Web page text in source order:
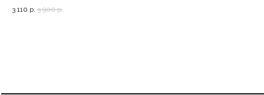
3 110 р. 3 900 р.